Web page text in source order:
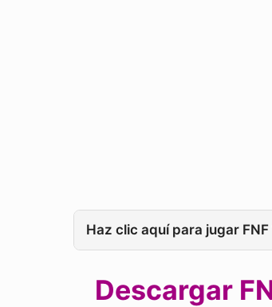
Haz clic aquí para jugar
Descargar